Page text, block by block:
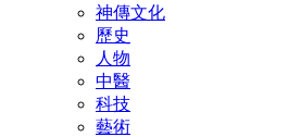
神傳文化
歷史
人物
中醫
科技
藝術